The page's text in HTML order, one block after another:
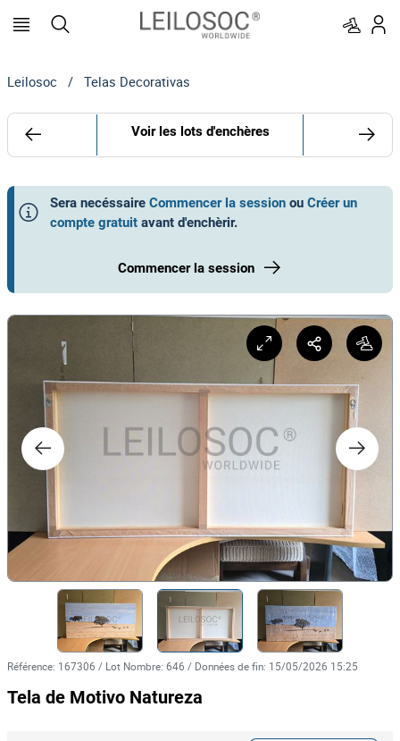
Leilosoc / Telas Decorativas
Voir les lots d'enchères
Sera necéssaire Commencer la session ou Créer un
compte gratuit avant d'enchèrir.
Commencer la session
Référence: 167306 / Lot Nombre: 646 / Données de fin: 15/05/2026 15:25
Tela de Motivo Natureza